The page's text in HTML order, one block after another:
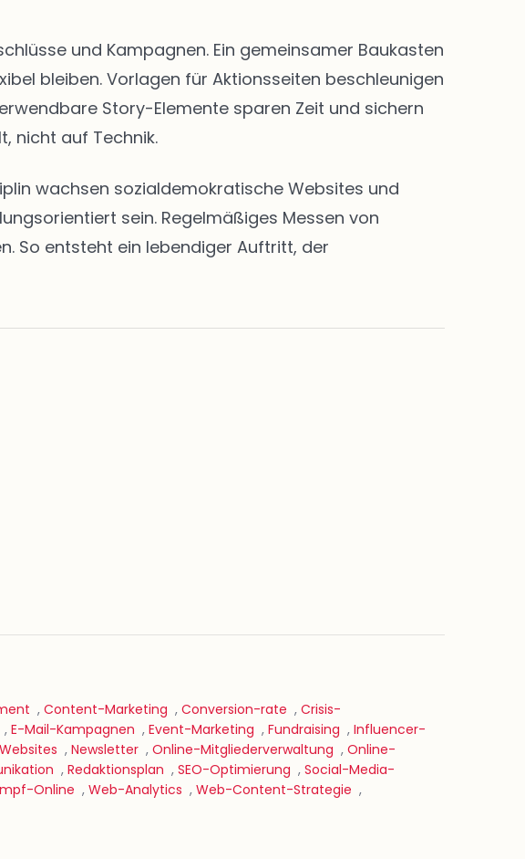
und Kampagnen. Ein gemeinsamer Baukasten
bleiben. Vorlagen für Aktionsseiten beschleunigen
Story-Elemente sparen Zeit und sichern
nicht auf Technik.
wachsen sozialdemokratische Websites und
sein. Regelmäßiges Messen von
So entsteht ein lebendiger Auftritt, der
, Content-Marketing , Conversion-rate , Crisis-
, E-Mail-Kampagnen , Event-Marketing , Fundraising , Influencer-
, Newsletter , Online-Mitgliederverwaltung , Online-
, Redaktionsplan , SEO-Optimierung , Social-Media-
Online , Web-Analytics , Web-Content-Strategie ,